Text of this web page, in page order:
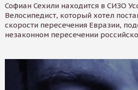
Софиан Сехили находится в СИЗО
Велосипедист, который хотел
скорости пересечения Евразии,
незаконном пересечении